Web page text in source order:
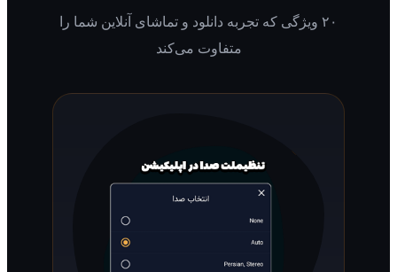
۲۰ ویژگی که تجربه دانلود و تماشای آنلاین شما را
متفاوت می‌کند